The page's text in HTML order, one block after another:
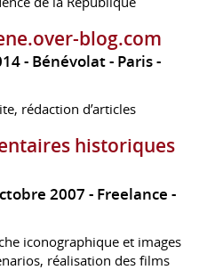
blog.com
Bénévolat
Paris
rédaction d’articles
historiques
2007 Freelance
iconographique et images
réalisation des films